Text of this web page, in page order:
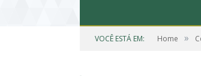
VOCÊ ESTÁ EM: Home »